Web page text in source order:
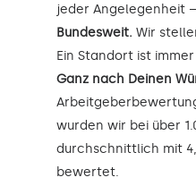
jeder Angelegenheit
Bundesweit. Wir
Ein Standort ist
Ganz nach Deinen
wurden wir bei über
durchschnittlich mit
bewertet.